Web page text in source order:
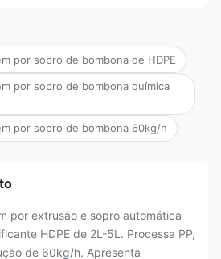
por sopro de bombona de HDPE
por sopro de bombona química
por sopro de bombona 60kg/h
por extrusão e sopro automática
HDPE de 2L-5L. Processa PP,
de 60kg/h. Apresenta